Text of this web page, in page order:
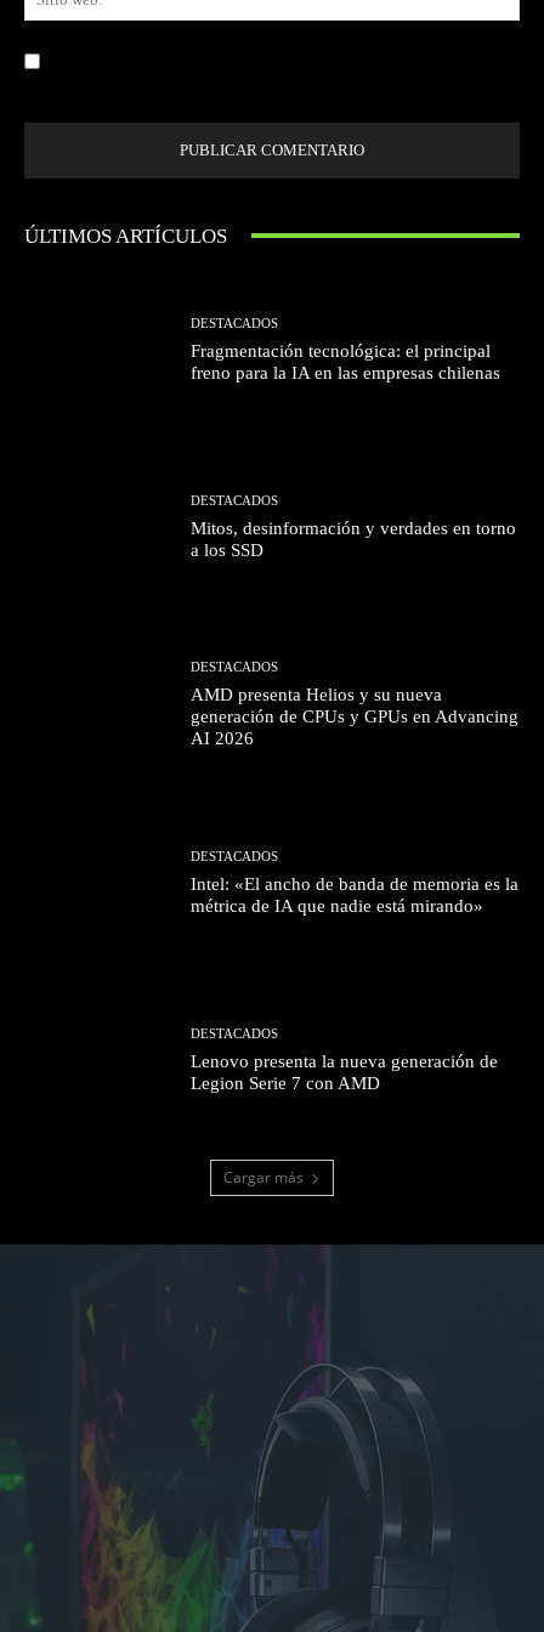
ÚLTIMOS ARTÍCULOS
DESTACADOS
Fragmentación tecnológica: el principal
freno para la IA en las empresas chilenas
DESTACADOS
Mitos, desinformación y verdades en torno
a los SSD
DESTACADOS
AMD presenta Helios y su nueva
generación de CPUs y GPUs en Advancing
AI 2026
DESTACADOS
Intel: «El ancho de banda de memoria es la
métrica de IA que nadie está mirando»
DESTACADOS
Lenovo presenta la nueva generación de
Legion Serie 7 con AMD
Cargar más